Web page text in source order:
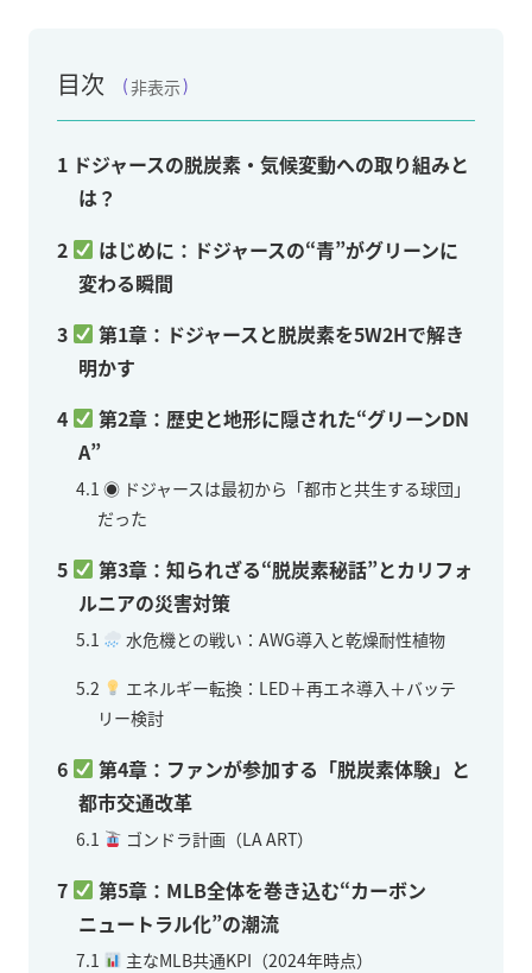
目次 非表示
1 ドジャースの脱炭素・気候変動への取り組みと
は？
2
はじめに：ドジャースの“青”がグリーンに
変わる瞬間
3
第1章：ドジャースと脱炭素を5W2Hで解き
明かす
4
第2章：歴史と地形に隠された“グリーンDN
A”
4.1 ◉ ドジャースは最初から「都市と共生する球団」
だった
5
第3章：知られざる“脱炭素秘話”とカリフォ
ルニアの災害対策
5.1 水危機との戦い：AWG導入と乾燥耐性植物
5.2
エネルギー転換：LED＋再エネ導入＋バッテ
リー検討
6
第4章：ファンが参加する「脱炭素体験」と
都市交通改革
6.1 ゴンドラ計画（LA ART）
7
第5章：MLB全体を巻き込む“カーボン
ニュートラル化”の潮流
7.1 主なMLB共通KPI（2024年時点）